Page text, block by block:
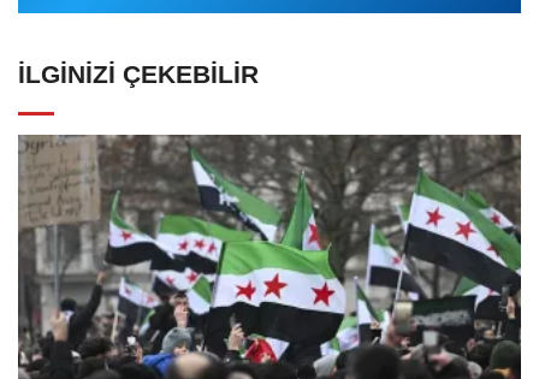
İLGINIZI ÇEKEBILIR